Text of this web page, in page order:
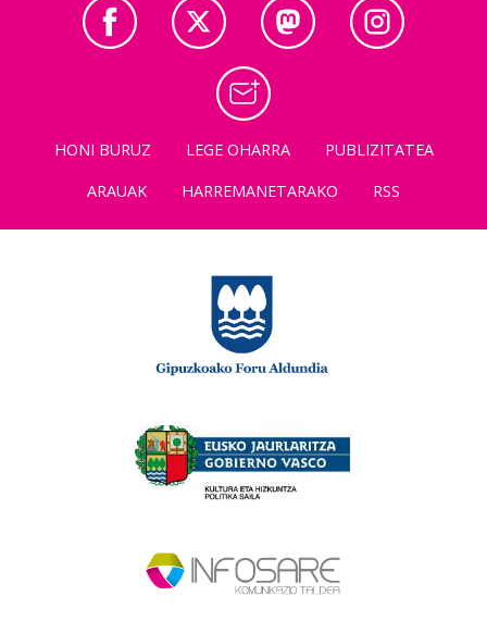
HONI BURUZ LEGE OHARRA
PUBLIZITATEA
ARAUAK
HARREMANETARAKO RSS